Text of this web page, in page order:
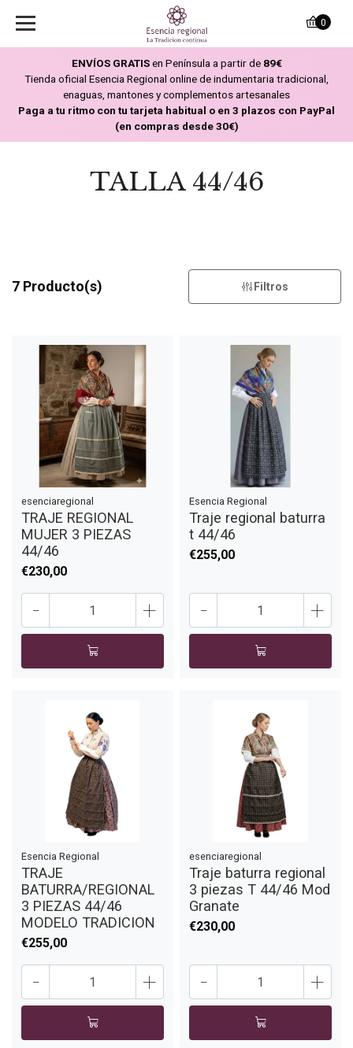
ENVÍOS GRATISen Península a partir de 89€
Tienda oficial Esencia Regional online de indumentaria tradicional,
enaguas, mantones y complementos artesanales
Paga a tu ritmo con tu tarjeta habitual o en 3 plazos con PayPal
(en compras desde 30€)
0
TALLA 44/46
7 Producto(s) Filtros
esenciaregional
TRAJE REGIONAL
MUJER 3 PIEZAS
44/46
€230,00
- +
Esencia Regional
Traje regional baturra
t 44/46
€255,00
- +
Esencia Regional
TRAJE
BATURRA/REGIONAL
3 PIEZAS 44/46
MODELO TRADICION
€255,00
- +
esenciaregional
Traje baturra regional
3 piezas T 44/46 Mod
Granate
€230,00
- +